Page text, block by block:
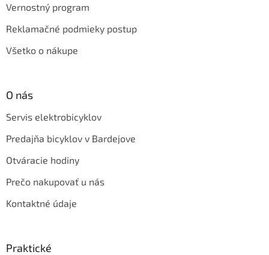
Vernostný program
Reklamačné podmieky postup
Všetko o nákupe
O nás
Servis elektrobicyklov
Predajňa bicyklov v Bardejove
Otváracie hodiny
Prečo nakupovať u nás
Kontaktné údaje
Praktické